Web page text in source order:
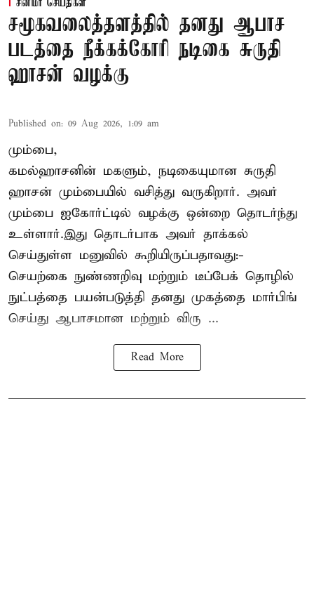
சினிமா செய்திகள்
சமூகவலைத்தளத்தில் தனது ஆபாச
படத்தை நீக்கக்கோரி நடிகை சுருதி
ஹாசன் வழக்கு
Published on: 09 Aug 2026, 1:09 am
மும்பை,
கமல்ஹாசனின் மகளும், நடிகையுமான சுருதி
ஹாசன் மும்பையில் வசித்து வருகிறார். அவர்
மும்பை ஐகோர்ட்டில் வழக்கு ஒன்றை தொடர்ந்து
உள்ளார்.இது தொடர்பாக அவர் தாக்கல்
செய்துள்ள மனுவில் கூறியிருப்பதாவது:-
செயற்கை நுண்ணறிவு மற்றும் டீப்பேக் தொழில்
நுட்பத்தை பயன்படுத்தி தனது முகத்தை மார்பிங்
செய்து ஆபாசமான மற்றும் விரு ...
Read More